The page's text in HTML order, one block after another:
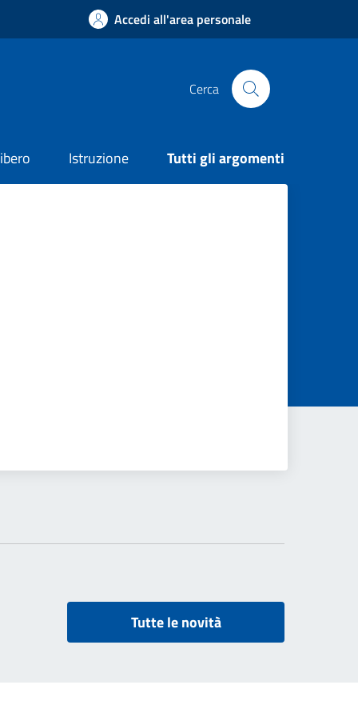
Accedi all'area personale
Cerca
Istruzione Tutti gli argomenti
Tutte le novità